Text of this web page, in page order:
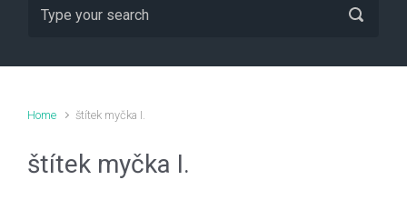
Home štítek myčka I.
štítek myčka I.